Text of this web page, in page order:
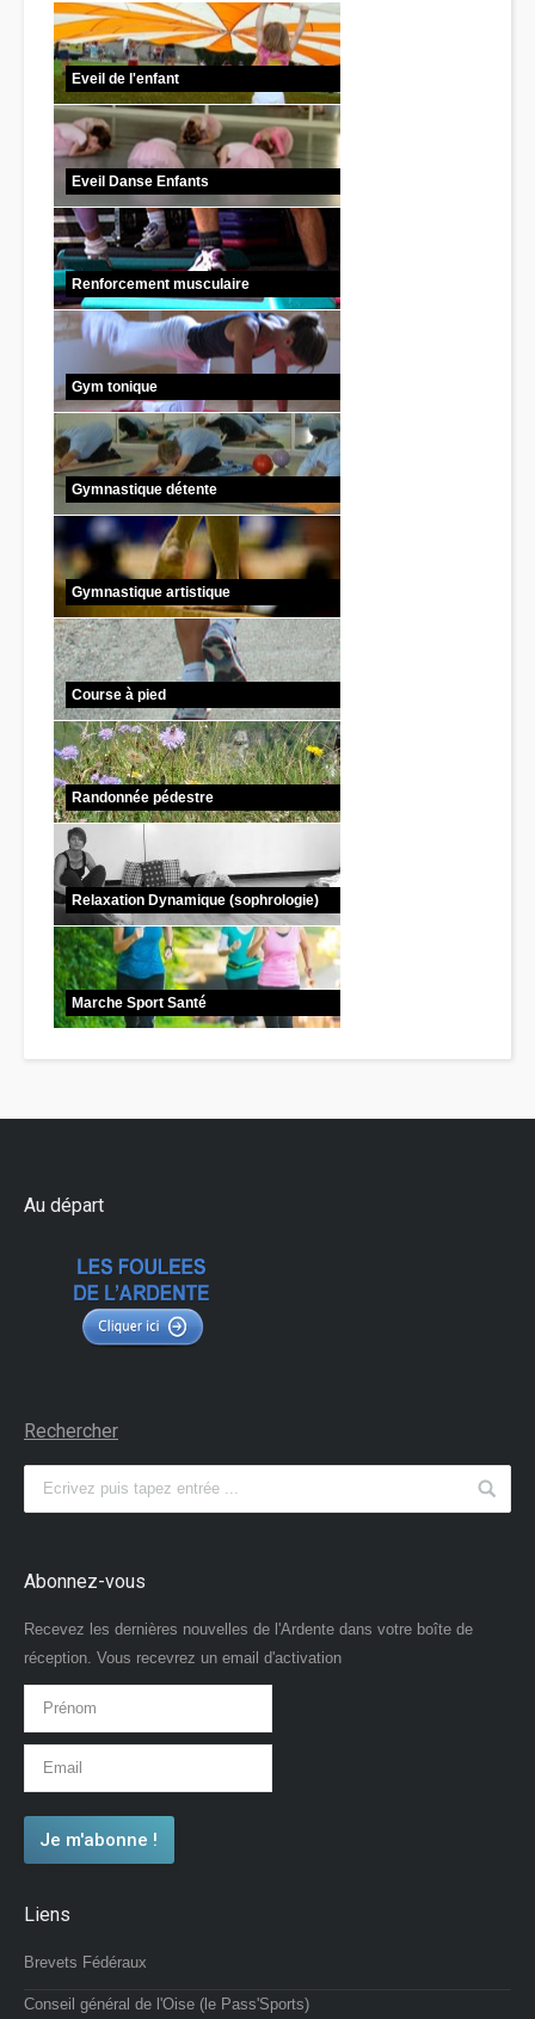
Eveil de l'enfant
Eveil Danse Enfants
Renforcement musculaire
Gym tonique
Gymnastique détente
Gymnastique artistique
Course à pied
Randonnée pédestre
Relaxation Dynamique (sophrologie)
Marche Sport Santé
Au départ
Rechercher
Abonnez-vous
Recevez les dernières nouvelles de l'Ardente dans votre boîte de
réception. Vous recevrez un email d'activation
Liens
Brevets Fédéraux
Conseil général de l'Oise (le Pass'Sports)